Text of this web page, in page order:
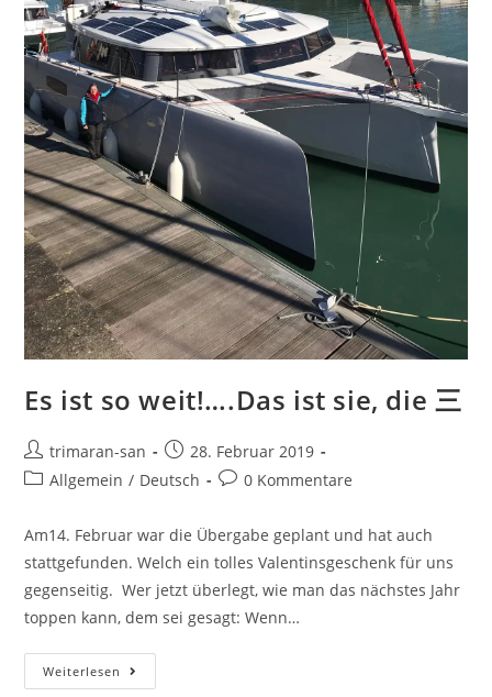
Es ist so weit!….Das ist sie, die 三
trimaran-san
28. Februar 2019
Allgemein / Deutsch 0 Kommentare
Am14. Februar war die Übergabe geplant und hat auch
stattgefunden. Welch ein tolles Valentinsgeschenk für uns
gegenseitig. Wer jetzt überlegt, wie man das nächstes Jahr
toppen kann, dem sei gesagt: Wenn…
Weiterlesen